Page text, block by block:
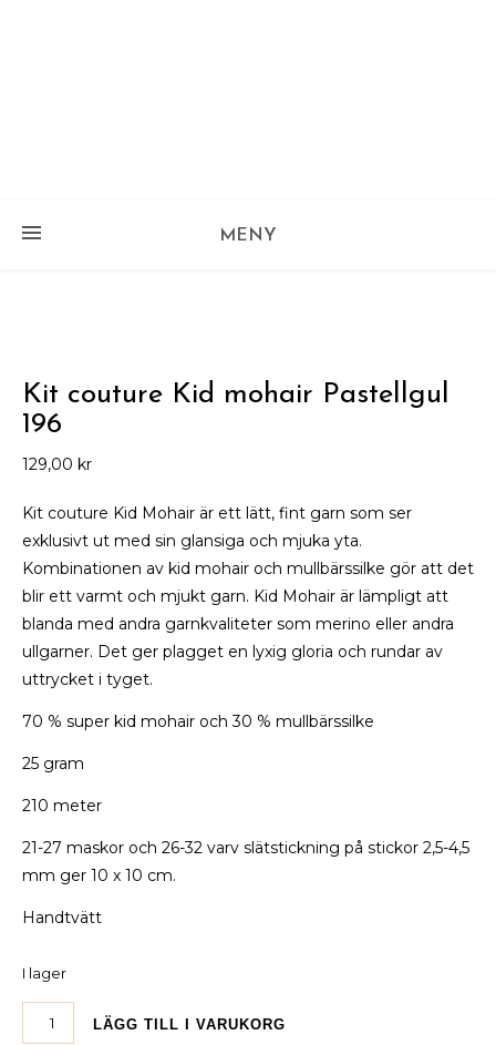
MENY
Kit couture Kid mohair Pastellgul
196
129,00 kr
Kit couture Kid Mohair är ett lätt, fint garn som ser
exklusivt ut med sin glansiga och mjuka yta.
Kombinationen av kid mohair och mullbärssilke gör att det
blir ett varmt och mjukt garn. Kid Mohair är lämpligt att
blanda med andra garnkvaliteter som merino eller andra
ullgarner. Det ger plagget en lyxig gloria och rundar av
uttrycket i tyget.
70 % super kid mohair och 30 % mullbärssilke
25 gram
210 meter
21-27 maskor och 26-32 varv slätstickning på stickor 2,5-4,5
mm ger 10 x 10 cm.
Handtvätt
I lager
LÄGG TILL I VARUKORG